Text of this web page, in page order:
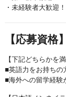
・未経験者大歓迎！
【応募資格】
【下記どちらかを
■英語力をお持ちの
■海外への留学経験